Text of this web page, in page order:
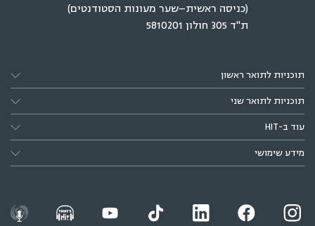
(כניסה ראשית–שער מעונות הסטודנטים)
ת"ד 305 חולון 5810201
תוכניות לתואר ראשון
תוכניות לתואר שני
עוד ב-HIT
מידע שימושי